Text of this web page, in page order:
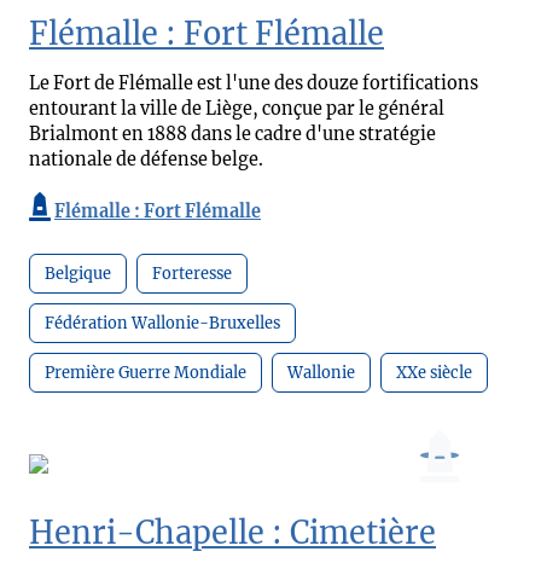
Flémalle : Fort Flémalle
Le Fort de Flémalle est l'une des douze fortifications
entourant la ville de Liège, conçue par le général
Brialmont en 1888 dans le cadre d'une stratégie
nationale de défense belge.
Flémalle : Fort Flémalle
Belgique Forteresse
Fédération Wallonie-Bruxelles
Première Guerre Mondiale Wallonie XXe siècle
Henri-Chapelle : Cimetière